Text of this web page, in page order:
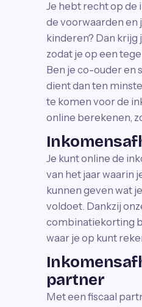
Je hebt recht op de
de voorwaarden en
kinderen? Dan krijg
zodat je op een
Ben je co-ouder en
dient dan ten
te komen voor de
online berekenen,
Je kunt online de
van het jaar waarin
kunnen geven wat
voldoet. Dankzij
combinatiekorting
waar je op kunt
partner
Met een fiscaal